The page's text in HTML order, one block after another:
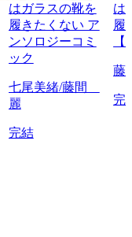
はガラスの靴を
履きたくない ア
ンソロジーコミ
ック
七尾美緒/藤間
麗
完結
は
履
藤
完